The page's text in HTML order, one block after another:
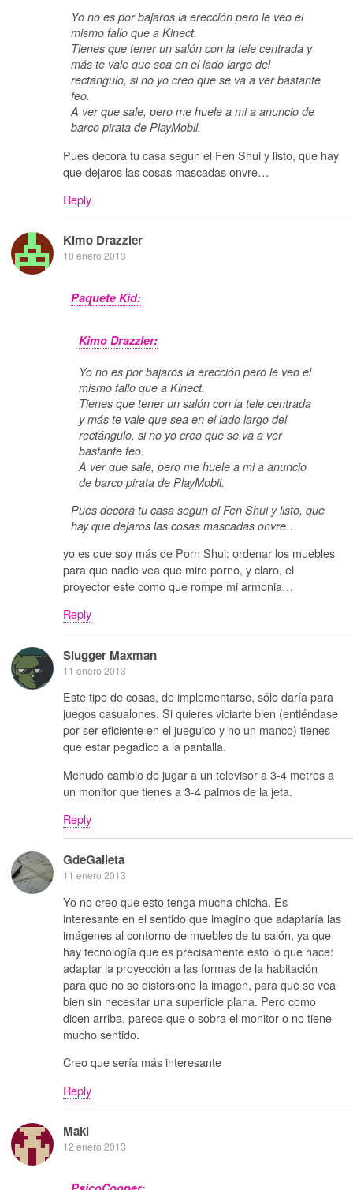
Yo no es por bajaros la erección pero le veo el
mismo fallo que a Kinect.
Tienes que tener un salón con la tele centrada y
más te vale que sea en el lado largo del
rectángulo, si no yo creo que se va a ver bastante
feo.
A ver que sale, pero me huele a mi a anuncio de
barco pirata de PlayMobil.
Pues decora tu casa segun el Fen Shui y listo, que hay
que dejaros las cosas mascadas onvre…
Reply
Kimo Drazzler
10 enero 2013
Paquete Kid:
Kimo Drazzler:
Yo no es por bajaros la erección pero le veo el
mismo fallo que a Kinect.
Tienes que tener un salón con la tele centrada
y más te vale que sea en el lado largo del
rectángulo, si no yo creo que se va a ver
bastante feo.
A ver que sale, pero me huele a mi a anuncio
de barco pirata de PlayMobil.
Pues decora tu casa segun el Fen Shui y listo, que
hay que dejaros las cosas mascadas onvre…
yo es que soy más de Porn Shui: ordenar los muebles
para que nadie vea que miro porno, y claro, el
proyector este como que rompe mi armonia…
Reply
Slugger Maxman
11 enero 2013
Este tipo de cosas, de implementarse, sólo daría para
juegos casualones. Si quieres viciarte bien (entiéndase
por ser eficiente en el jueguico y no un manco) tienes
que estar pegadico a la pantalla.
Menudo cambio de jugar a un televisor a 3-4 metros a
un monitor que tienes a 3-4 palmos de la jeta.
Reply
GdeGalleta
11 enero 2013
Yo no creo que esto tenga mucha chicha. Es
interesante en el sentido que imagino que adaptaría las
imágenes al contorno de muebles de tu salón, ya que
hay tecnología que es precisamente esto lo que hace:
adaptar la proyección a las formas de la habitación
para que no se distorsione la imagen, para que se vea
bien sin necesitar una superficie plana. Pero como
dicen arriba, parece que o sobra el monitor o no tiene
mucho sentido.
Creo que sería más interesante
Reply
Maki
12 enero 2013